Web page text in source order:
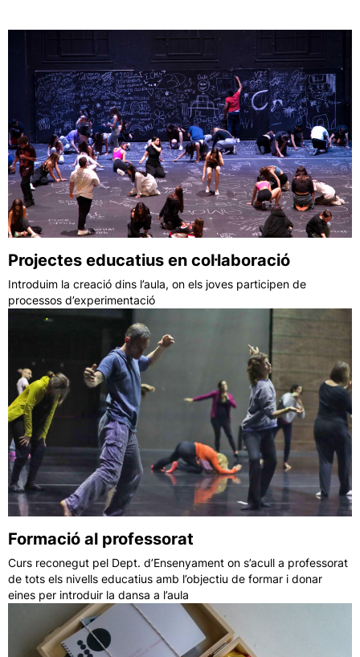
Projectes educatius en col·laboració
Introduim la creació dins l’aula, on els joves participen de
processos d’experimentació
Formació al professorat
Curs reconegut pel Dept. d’Ensenyament on s’acull a professorat
de tots els nivells educatius amb l’objectiu de formar i donar
eines per introduir la dansa a l’aula